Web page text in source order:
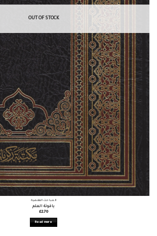
OUT OF STOCK
المباحث الفقهية
ياقوتة العلم
£2.70
Read more